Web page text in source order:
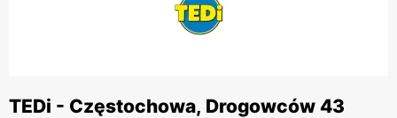
TEDi - Częstochowa, Drogowców 43